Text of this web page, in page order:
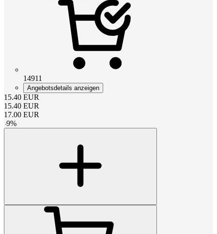
14911
Angebotsdetails anzeigen
15.40 EUR
15.40 EUR
17.00 EUR
-9%